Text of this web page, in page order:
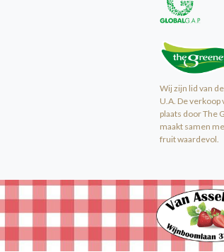
Wij zijn lid van
U.A. De
plaats door The
maakt samen
fruit waardevol.